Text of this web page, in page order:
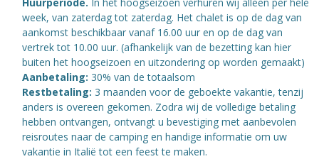
week, van zaterdag tot zaterdag. Het chalet is op de dag van
aankomst beschikbaar vanaf 16.00 uur en op de dag van
vertrek tot 10.00 uur. (afhankelijk van de bezetting kan hier
buiten het hoogseizoen en uitzondering op worden gemaakt)
Aanbetaling: 30% van de totaalsom
Restbetaling: 3 maanden voor de geboekte vakantie, tenzij
anders is overeen gekomen. Zodra wij de volledige betaling
hebben ontvangen, ontvangt u bevestiging met aanbevolen
reisroutes naar de camping en handige informatie om uw
vakantie in Italië tot een feest te maken.